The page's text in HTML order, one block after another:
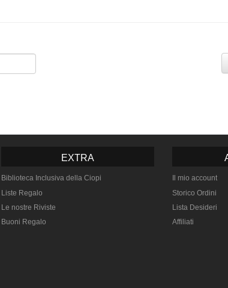
EXTRA
Biblioteca Inclusiva della Ciopi
Liste Regalo
Le nostre Riviste
Buoni Regalo
Il mio account
Storico Ordini
Lista Desideri
Affiliati